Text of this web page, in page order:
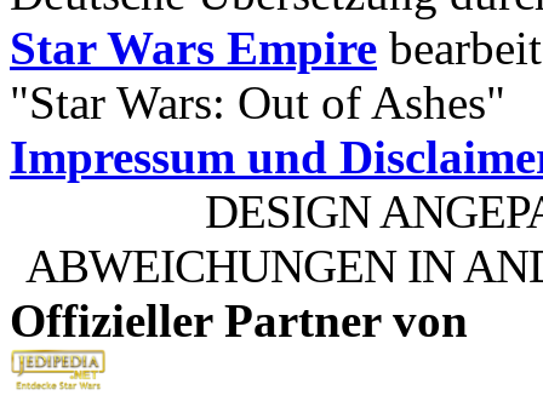
Star Wars Empire
"Star Wars: Out of Ashes"
Impressum und
DESIGN
ABWEICHUNGEN IN
Offizieller Partner von